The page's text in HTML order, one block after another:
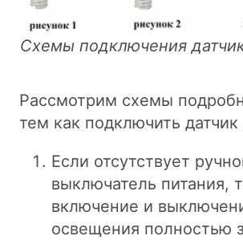
Схемы подключения
Рассмотрим схемы
тем как подключить
Если отсутствует
выключатель питания,
включение и
освещения полностью